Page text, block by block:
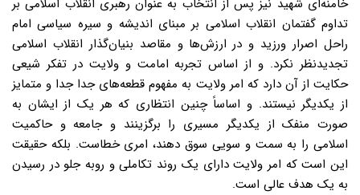
خامنه‌ای شهید نیز پس از انتخاب به عنوان رهبری انقلاب اسلامی بر
تداوم گفتمان انقلاب اسلامی بر مبنای اندیشه و سیره سیاسی امام
راحل اصرار ورزید و در ارزش‌ها و مقاصد بنیان‌گذار انقلاب اسلامی
تجدیدنظر نکرد. و از اساس تجربه امامت و ولایت در تفکر شیعی
حکایت از آن دارد که امر ولایت به مفهوم قطعه‌های جدا جدا و متمایز
از یکدیگر نیستند. و اساساً چنین انتظاری که هر یک از ایشان به
صورت منفک از یکدیگر مسیری را برگزینند و جامعه و حاکمیت
اسلامی را به سمت و سویی سوق دهند، امری خطاست. بلکه حقیقت
این است که امر ولایت دارای یک روند تکاملی و روبه جلو در رسیدن
به یک هدف عالی است.